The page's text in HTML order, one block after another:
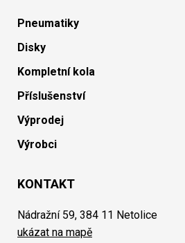
Pneumatiky
Disky
Kompletní kola
Příslušenství
Výprodej
Výrobci
KONTAKT
Nádražní 59, 384 11 Netolice
ukázat na mapě